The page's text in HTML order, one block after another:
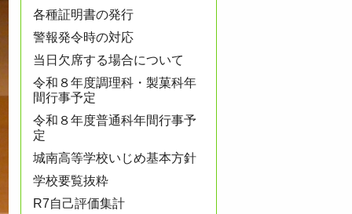
各種証明書の発行
警報発令時の対応
当日欠席する場合について
令和８年度調理科・製菓科年
間行事予定
令和８年度普通科年間行事予
定
城南高等学校いじめ基本方針
学校要覧抜粋
R7自己評価集計